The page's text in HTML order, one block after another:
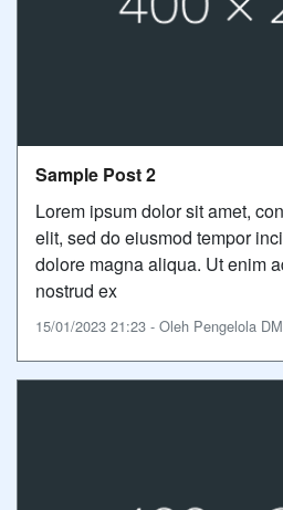
Sample Post 2
Lorem ipsum dolor sit amet,
elit, sed do eiusmod tempor
dolore magna aliqua. Ut enim
nostrud ex
15/01/2023 21:23 - Oleh Pengelola